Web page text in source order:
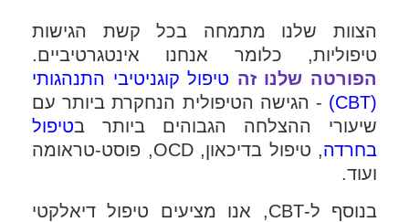
הצוות שלנו מתמחה בכל קשת הגישות
טיפוליות, כלומר אנחנו אינטגרטיביים.
הפורטה שלנו זה טיפול קוגניטיבי התנהגותי
(CBT)
- הגישה הטיפולית הנחקרת ביותר עם
שיעורי ההצלחה הגבוהים ביותר בטיפול
בחרדה
, טיפול בדיכאון, OCD, פוסט-טראומה
ועוד.
בנוסף ל-CBT, אנו מציעים טיפול דיאלקטי